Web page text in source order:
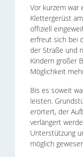
Vor kurzem war
Klettergerüst
offiziell
erfreut sich bei
der Straße und
Kindern großer
Möglichkeit
Bis es soweit
leisten.
erörtert, der
verlängert
Unterstützung
möglich